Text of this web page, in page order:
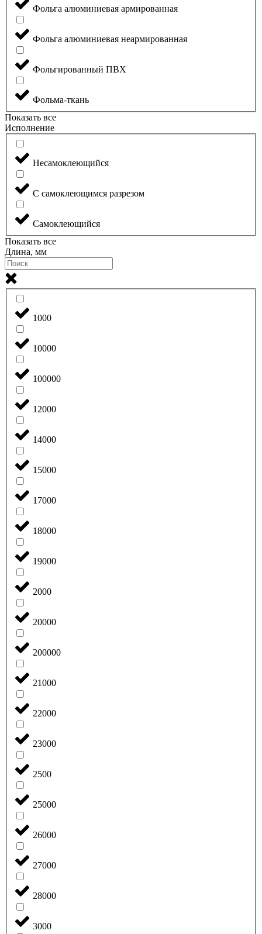
Фольга алюминиевая армированная
Фольга алюминиевая неармированная
Фольгированный ПВХ
Фольма-ткань
Показать все
Исполнение
Несамоклеющийся
С самоклеющимся разрезом
Самоклеющийся
Показать все
Длина, мм
1000
10000
100000
12000
14000
15000
17000
18000
19000
2000
20000
200000
21000
22000
23000
2500
25000
26000
27000
28000
3000